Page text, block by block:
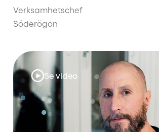
Verksamhetschef
Söderögon
Se video